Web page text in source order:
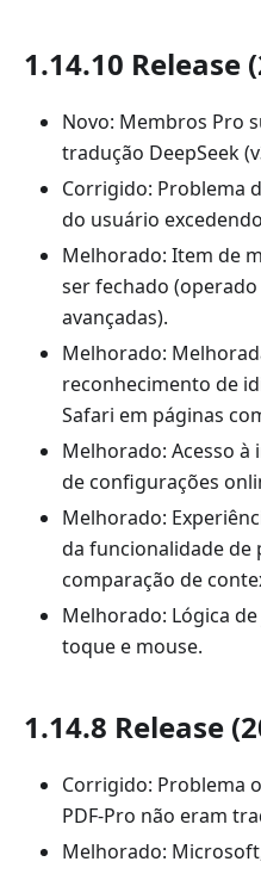
1.14.10 Release
Novo: Membros Pro
tradução DeepSeek
Corrigido: Problema
do usuário
Melhorado: Item de
ser fechado
avançadas).
Melhorado:
reconhecimento de
Safari em páginas
Melhorado: Acesso
de configurações
Melhorado:
da funcionalidade de
comparação de
Melhorado: Lógica
toque e mouse.
1.14.8 Release
Corrigido: Problema
PDF-Pro não eram
Melhorado: